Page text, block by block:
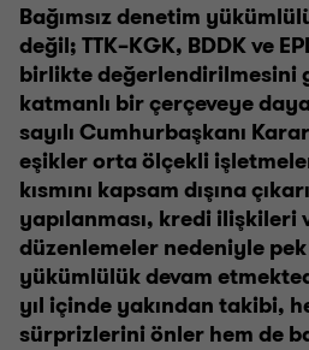
Bağımsız denetim
değil; TTK–KGK, BDDK ve
birlikte değerlendirilmesini
katmanlı bir çerçeveye
sayılı Cumhurbaşkanı
eşikler orta ölçekli
kısmını kapsam dışına
yapılanması, kredi ilişkileri
düzenlemeler nedeniyle
yükümlülük devam
yıl içinde yakından takibi,
sürprizlerini önler hem de